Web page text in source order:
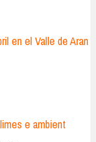
en el Valle de Aran
e ambient